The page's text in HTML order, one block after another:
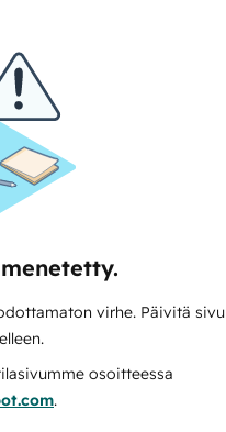
virhe. Päivitä sivu
osoitteessa
.